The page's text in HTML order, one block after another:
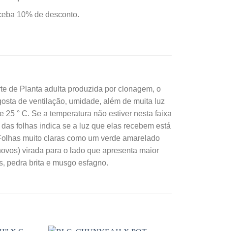
era:
R$22,68.
10% de desconto.
de Planta adulta produzida por clonagem, o
de ventilação, umidade, além de muita luz
° C. Se a temperatura não estiver nesta faixa
folhas indica se a luz que elas recebem está
muito claras como um verde amarelado
virada para o lado que apresenta maior
pedra brita e musgo esfagno.